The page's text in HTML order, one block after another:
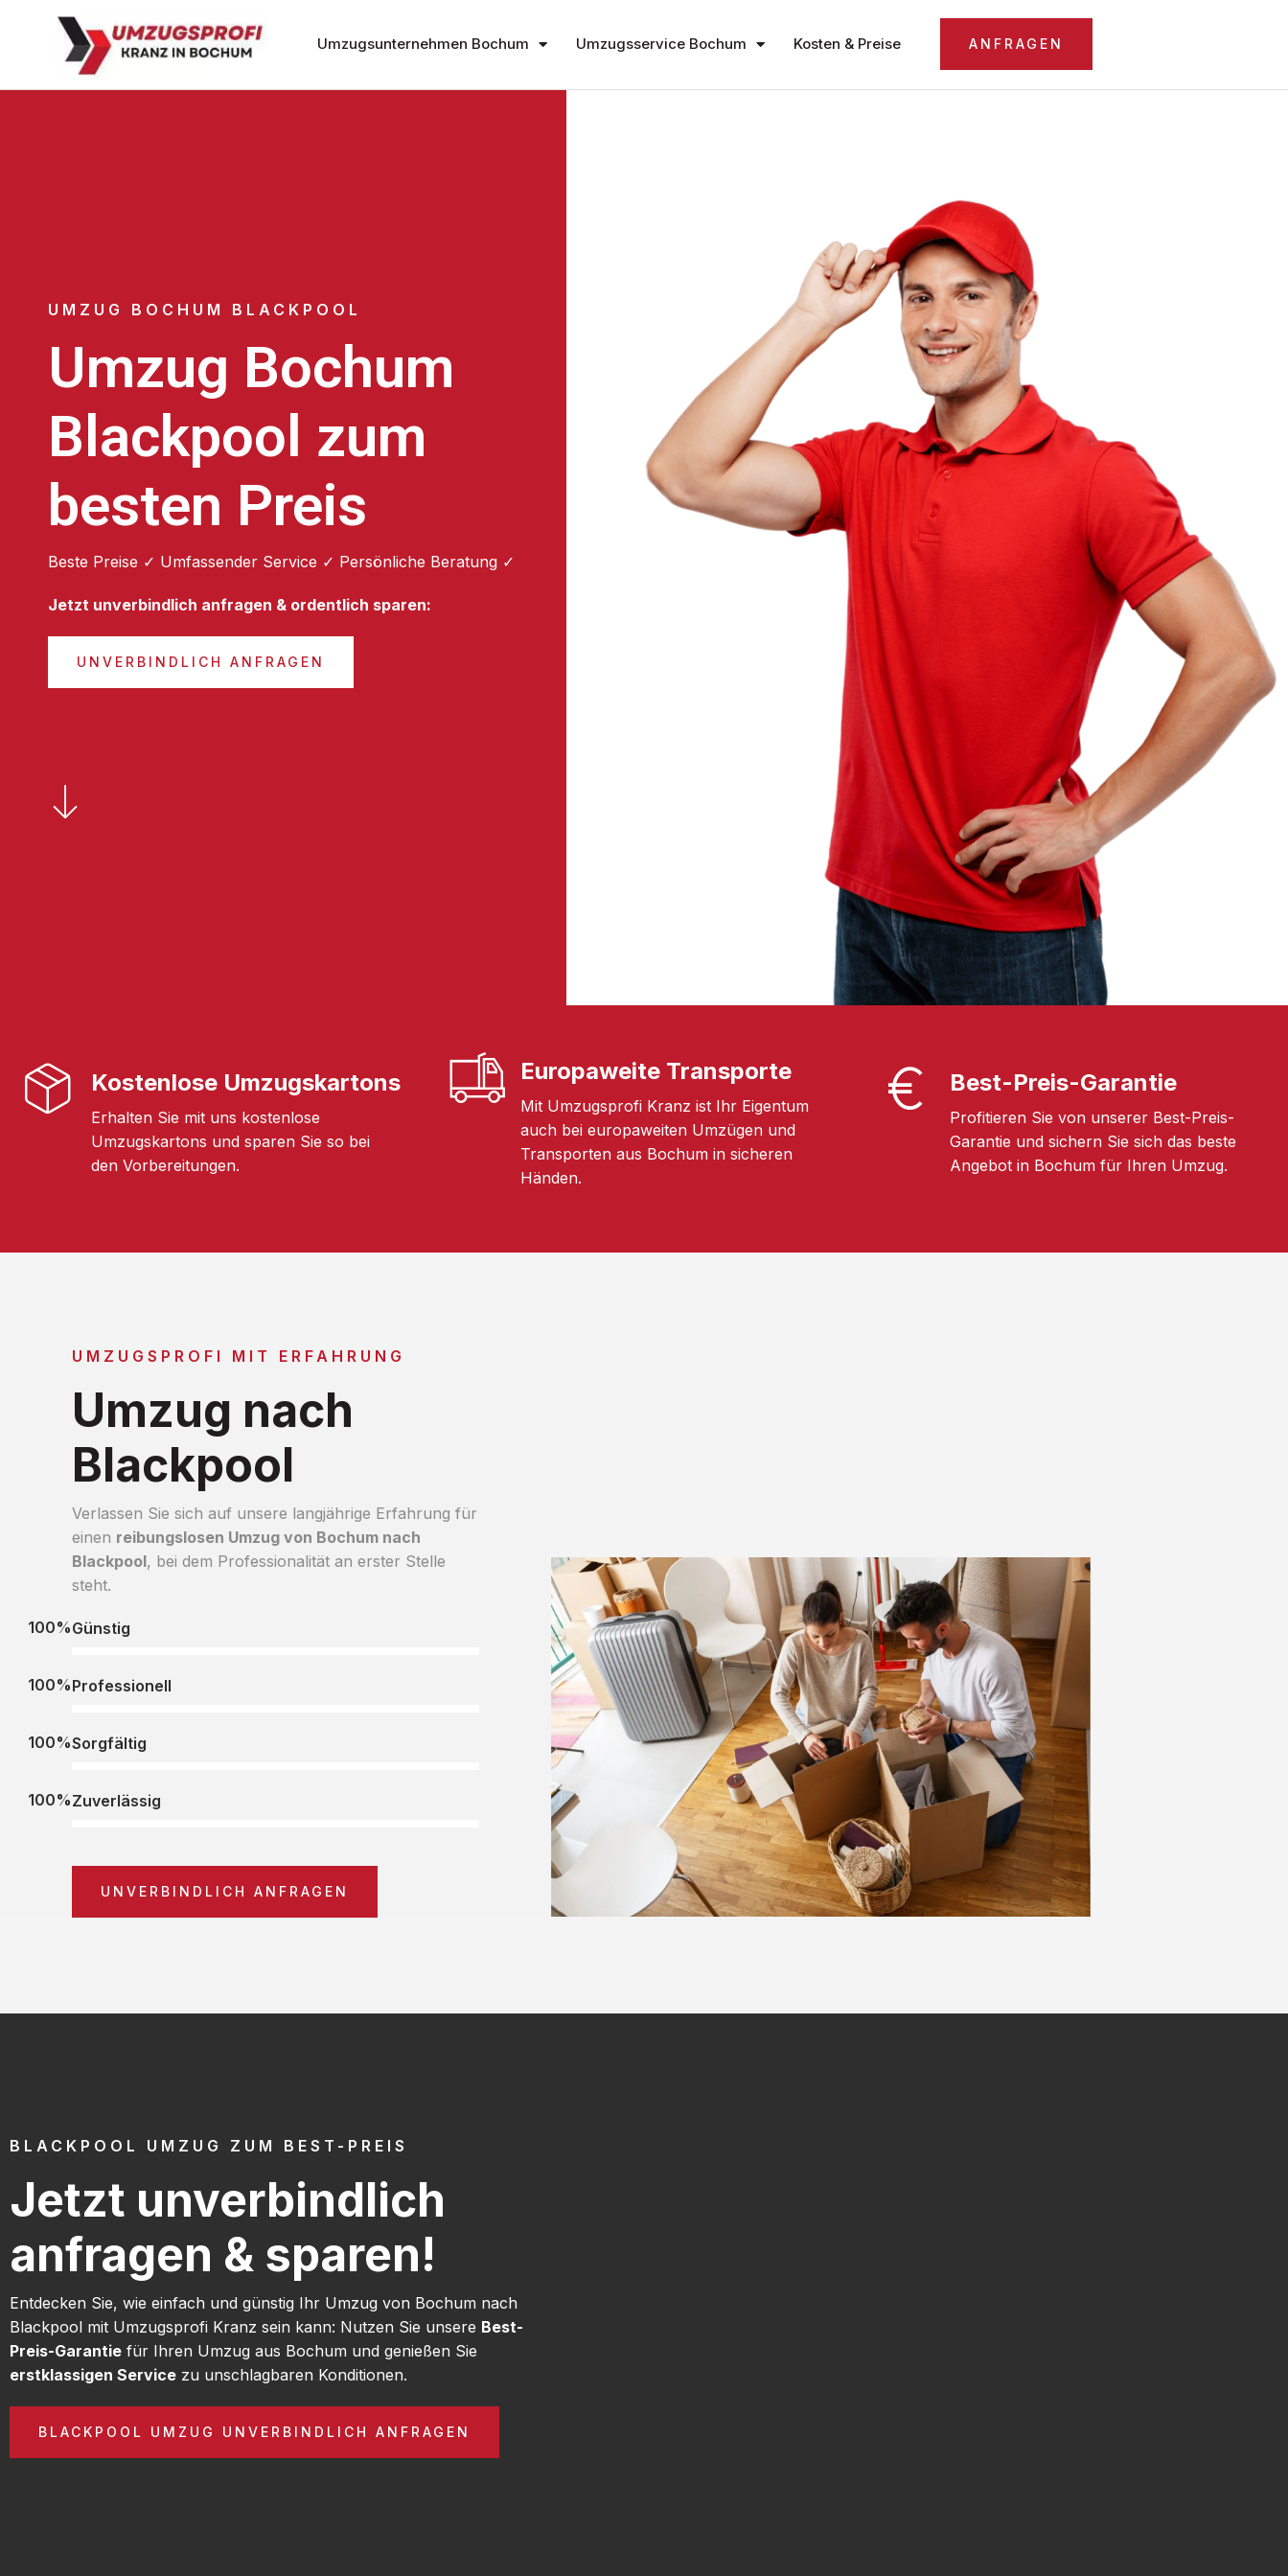
Umzugsunternehmen Bochum Umzugsservice Bochum Kosten & Preise ANFRAGEN
UMZUG BOCHUM BLACKPOOL
Umzug Bochum
Blackpool zum
besten Preis
Beste Preise ✓ Umfassender Service ✓ Persönliche Beratung ✓
Jetzt unverbindlich anfragen & ordentlich sparen:
UNVERBINDLICH ANFRAGEN
Kostenlose Umzugskartons
Erhalten Sie mit uns kostenlose
Umzugskartons und sparen Sie so bei
den Vorbereitungen.
Europaweite Transporte
Mit Umzugsprofi Kranz ist Ihr Eigentum
auch bei europaweiten Umzügen und
Transporten aus Bochum in sicheren
Händen.
Best-Preis-Garantie
Profitieren Sie von unserer Best-Preis-
Garantie und sichern Sie sich das beste
Angebot in Bochum für Ihren Umzug.
UMZUGSPROFI MIT ERFAHRUNG
Umzug nach
Blackpool
Verlassen Sie sich auf unsere langjährige Erfahrung für
einen reibungslosen Umzug von Bochum nach
Blackpool, bei dem Professionalität an erster Stelle
steht.
Günstig
100%
Professionell
100%
Sorgfältig
100%
Zuverlässig
100%
UNVERBINDLICH ANFRAGEN
BLACKPOOL UMZUG ZUM BEST-PREIS
Jetzt unverbindlich
anfragen & sparen!
Entdecken Sie, wie einfach und günstig Ihr Umzug von Bochum nach
Blackpool mit Umzugsprofi Kranz sein kann: Nutzen Sie unsere Best-
Preis-Garantie für Ihren Umzug aus Bochum und genießen Sie
erstklassigen Service zu unschlagbaren Konditionen.
BLACKPOOL UMZUG UNVERBINDLICH ANFRAGEN